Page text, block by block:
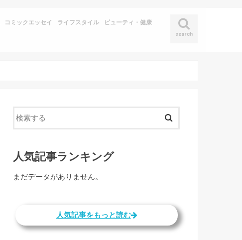
search
コミックエッセイ ライフスタイル ビューティ・健康
人気記事ランキング
まだデータがありません。
人気記事をもっと読む